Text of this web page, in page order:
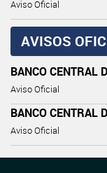
Aviso Oficial
AVISOS
BANCO CENTRAL
Aviso Oficial
BANCO CENTRAL
Aviso Oficial